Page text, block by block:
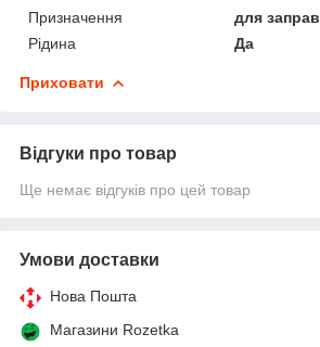
Призначення
для
Рідина
Да
Приховати
Відгуки про товар
Ще немає відгуків про цей товар
Умови доставки
Нова Пошта
Магазини Rozetka